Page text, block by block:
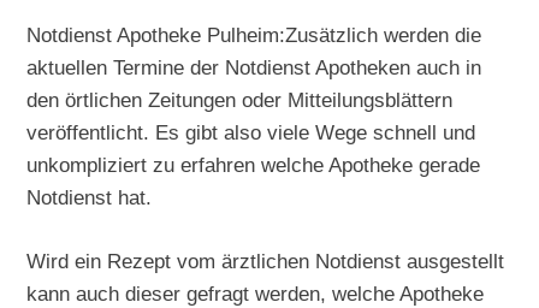
Notdienst Apotheke Pulheim:Zusätzlich werden die
aktuellen Termine der Notdienst Apotheken auch in
den örtlichen Zeitungen oder Mitteilungsblättern
veröffentlicht. Es gibt also viele Wege schnell und
unkompliziert zu erfahren welche Apotheke gerade
Notdienst hat.
Wird ein Rezept vom ärztlichen Notdienst ausgestellt
kann auch dieser gefragt werden, welche Apotheke